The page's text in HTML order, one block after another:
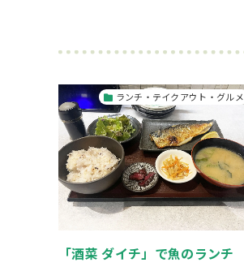
ランチ・テイクアウト・グルメ
「酒菜 ダイチ」で魚のランチ